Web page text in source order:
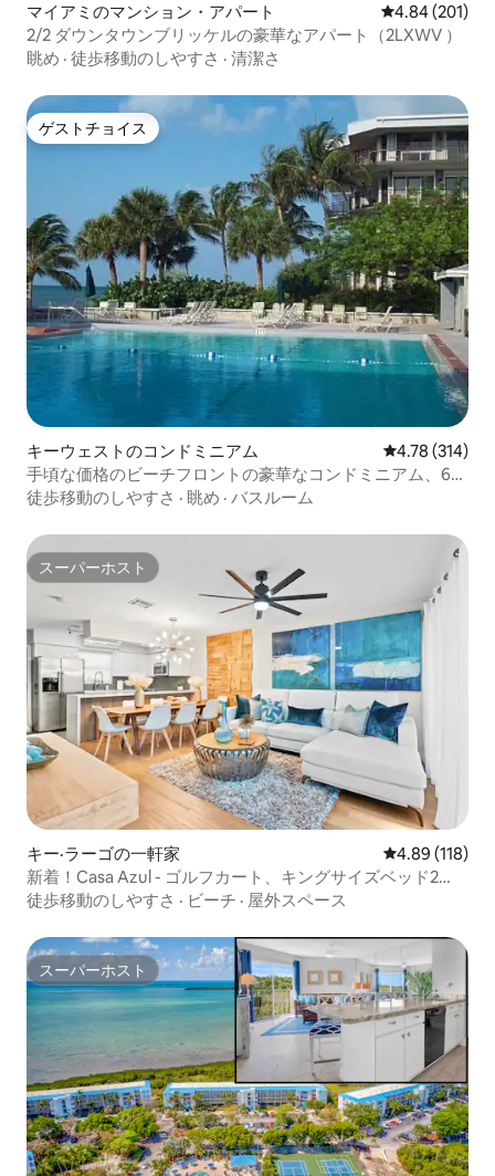
マイアミのマンション・アパート レビュー201
4.84 (201)
2/2 ダウンタウンブリッケルの豪華なアパート（2LXWV ）
眺め · 徒歩移動のしやすさ · 清潔さ
ゲストチョイス
ゲストチョイス
キーウェストのコンドミニアム レビュー314
4.78 (314)
手頃な価格のビーチフロントの豪華なコンドミニアム、6名
様用
徒歩移動のしやすさ · 眺め · バスルーム
スーパーホスト
スーパーホスト
キー·ラーゴの一軒家 レビュー118
4.89 (118)
新着！Casa Azul - ゴルフカート、キングサイズベッド2
台、プール、カヤック
徒歩移動のしやすさ · ビーチ · 屋外スペース
スーパーホスト
スーパーホスト